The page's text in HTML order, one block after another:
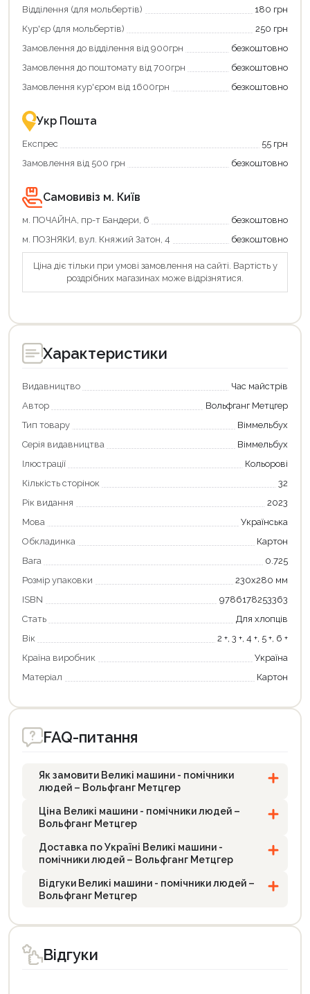
зекономити
та
отримати
переваги!
картою
єКнига
–
зручно
та
Відділення (для мольбертів)
180 грн
Кур'єр (для мольбертів)
250 грн
Замовлення до відділення від 900грн
безкоштовно
Замовлення до поштомату від 700грн
безкоштовно
Замовлення кур'єром від 1600грн
безкоштовно
Укр Пошта
Експрес
55 грн
Замовлення від 500 грн
безкоштовно
Самовивіз м. Київ
м. ПОЧАЙНА, пр-т Бандери, 6
безкоштовно
м. ПОЗНЯКИ, вул. Княжий Затон, 4
безкоштовно
Ціна діє тільки при умові замовлення на сайті. Вартість у
роздрібних магазинах може відрізнятися.
Характеристики
Видавництво
Час майстрів
Автор
Вольфганг Метцгер
Тип товару
Віммельбух
Серія видавництва
Віммельбух
Ілюстрації
Кольорові
Кількість сторінок
32
Рік видання
2023
Мова
Українська
Обкладинка
Картон
Вага
0.725
Розмір упаковки
230х280 мм
ISBN
9786178253363
Стать
Для хлопців
Вік
2 +, 3 +, 4 +, 5 +, 6 +
Країна виробник
Україна
Матеріал
Картон
FAQ-питання
Як замовити Великі машини - помічники
людей – Вольфганг Метцгер
Ціна Великі машини - помічники людей –
Вольфганг Метцгер
Доставка по Україні Великі машини -
помічники людей – Вольфганг Метцгер
Відгуки Великі машини - помічники людей –
Вольфганг Метцгер
Відгуки
Продовжити покупки
Оформити замовлення